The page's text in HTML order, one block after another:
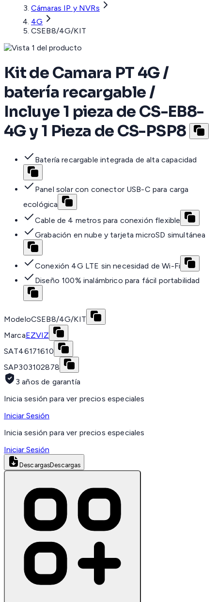
Cámaras IP y NVRs
4G
CSEB8/4G/KIT
Kit de Camara PT 4G /
batería recargable /
Incluye 1 pieza de CS-EB8-
4G y 1 Pieza de CS-PSP8
Batería recargable integrada de alta capacidad
Panel solar con conector USB-C para carga
ecológica
Cable de 4 metros para conexión flexible
Grabación en nube y tarjeta microSD simultánea
Conexión 4G LTE sin necesidad de Wi-Fi
Diseño 100% inalámbrico para fácil portabilidad
ModeloCSEB8/4G/KIT
MarcaEZVIZ
SAT46171610
SAP303102878
3 años de garantía
Inicia sesión para ver precios especiales
Iniciar Sesión
Inicia sesión para ver precios especiales
Iniciar Sesión
DescargasDescargas